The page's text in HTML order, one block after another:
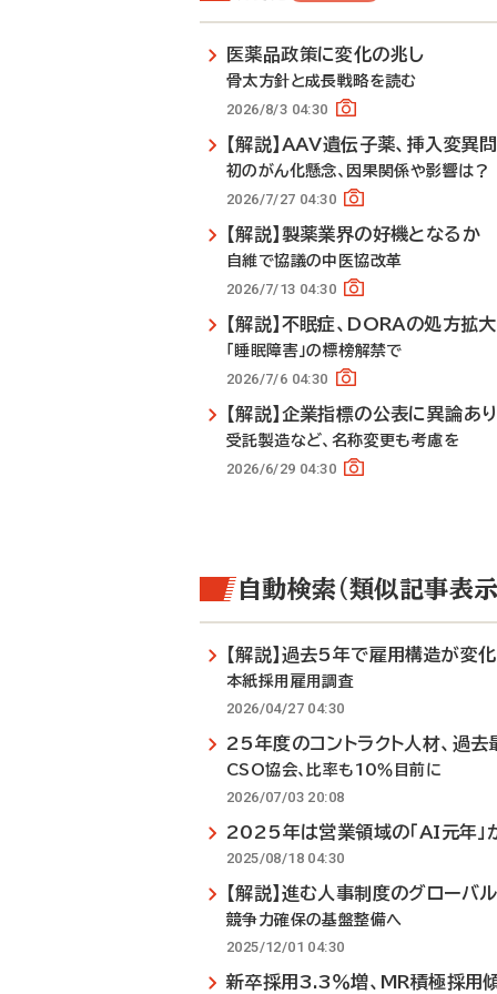
医薬品政策に変化の兆し
骨太方針と成長戦略を読む
2026/8/3 04:30
【解説】AAV遺伝子薬、挿入変異
初のがん化懸念、因果関係や影響は？
2026/7/27 04:30
【解説】製薬業界の好機となるか
自維で協議の中医協改革
2026/7/13 04:30
【解説】不眠症、DORAの処方拡
「睡眠障害」の標榜解禁で
2026/7/6 04:30
【解説】企業指標の公表に異論あり
受託製造など、名称変更も考慮を
2026/6/29 04:30
自動検索（類似記事表示
【解説】過去5年で雇用構造が変化
本紙採用雇用調査
2026/04/27 04:30
25年度のコントラクト人材、過去
CSO協会、比率も10％目前に
2026/07/03 20:08
2025年は営業領域の「AI元年」
2025/08/18 04:30
【解説】進む人事制度のグローバ
競争力確保の基盤整備へ
2025/12/01 04:30
新卒採用3.3％増、MR積極採用